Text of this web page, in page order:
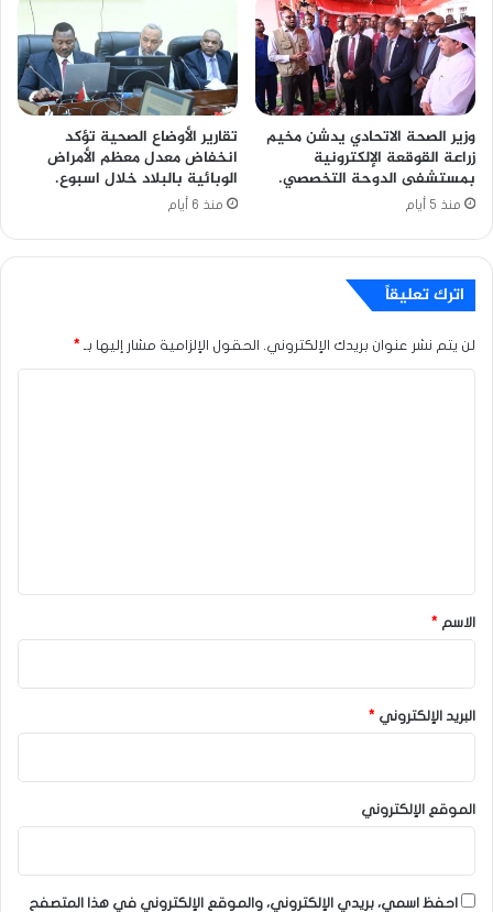
وزير الصحة الاتحادي يدشن مخيم
زراعة القوقعة الإلكترونية
بمستشفى الدوحة التخصصي.
منذ 5 أيام
تقارير الأوضاع الصحية تؤكد
انخفاض معدل معظم الأمراض
الوبائية بالبلاد خلال اسبوع.
منذ 6 أيام
اترك تعليقاً
لن يتم نشر عنوان بريدك الإلكتروني. الحقول الإلزامية مشار إليها بـ *
*
الاسم *
البريد الإلكتروني *
الموقع الإلكتروني
احفظ اسمي، بريدي الإلكتروني، والموقع الإلكتروني في هذا المتصفح